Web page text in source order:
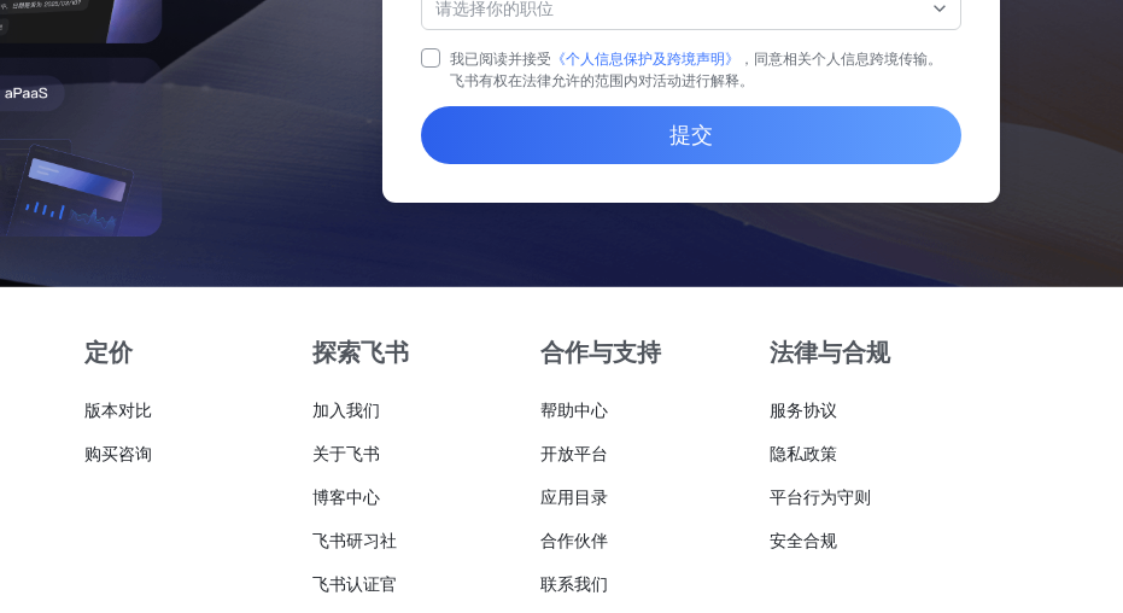
请选择你的职位
我已阅读并接受 《个人信息保护及跨境声明》
，同意相关个人信息跨境传输。
飞书有权在法律允许的范围内对活动进行解释。
提交
定价
版本对比
购买咨询
探索飞书
加入我们
关于飞书
博客中心
飞书研习社
飞书认证官
合作与支持
帮助中心
开放平台
应用目录
合作伙伴
联系我们
法律与合规
服务协议
隐私政策
平台行为守则
安全合规